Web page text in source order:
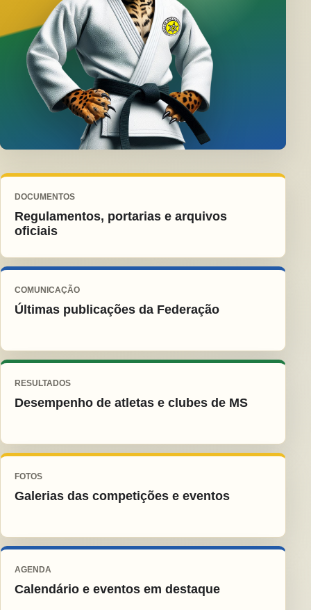
DOCUMENTOS
Regulamentos, portarias e arquivos
oficiais
COMUNICAÇÃO
Últimas publicações da Federação
RESULTADOS
Desempenho de atletas e clubes de MS
FOTOS
Galerias das competições e eventos
AGENDA
Calendário e eventos em destaque